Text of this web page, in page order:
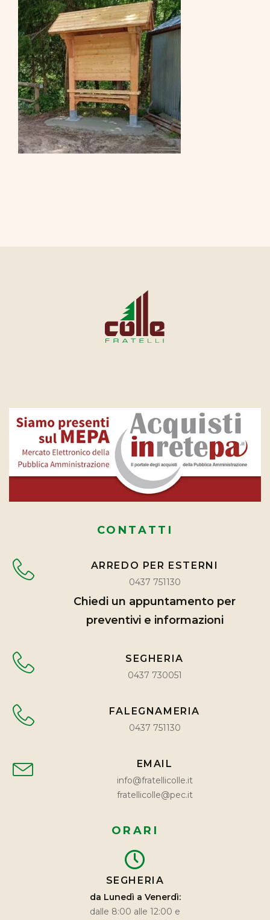
CONTATTI
ARREDO PER ESTERNI
0437 751130
Chiedi un appuntamento per
preventivi e informazioni
SEGHERIA
0437 730051
FALEGNAMERIA
0437 751130
EMAIL
info@fratellicolle.it
fratellicolle@pec.it
ORARI
SEGHERIA
da Lunedì a Venerdì:
dalle 8:00 alle 12:00 e